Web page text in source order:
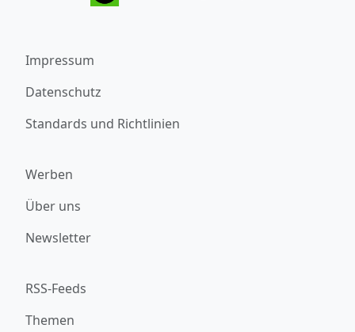
Impressum
Datenschutz
Standards und Richtlinien
Werben
Über uns
Newsletter
RSS-Feeds
Themen